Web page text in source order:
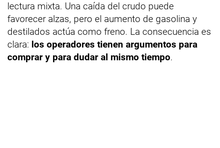
lectura mixta. Una caída del crudo puede
favorecer alzas, pero el aumento de gasolina y
destilados actúa como freno. La consecuencia es
clara: los operadores tienen argumentos para
comprar y para dudar al mismo tiempo.